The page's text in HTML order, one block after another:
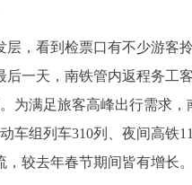
，看到检票口有不少游客
一天，南铁管内返程务工
为满足旅客高峰出行需求
车组列车310列、夜间高铁
较去年春节期间皆有增长。